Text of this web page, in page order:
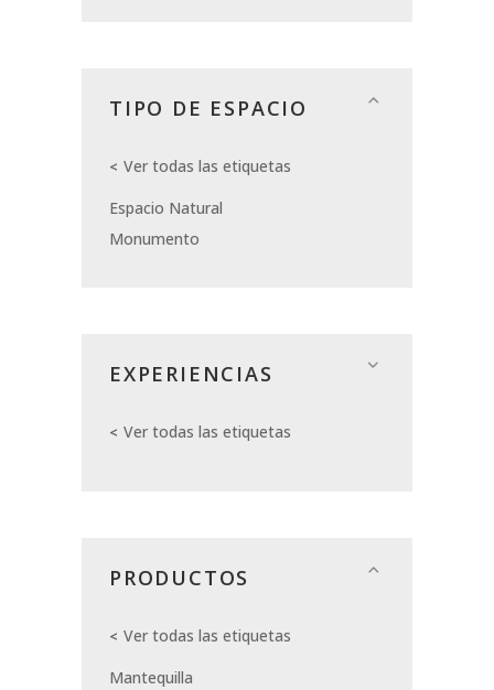
TIPO DE ESPACIO
Ver todas las etiquetas
Espacio Natural
Monumento
EXPERIENCIAS
Ver todas las etiquetas
PRODUCTOS
Ver todas las etiquetas
Mantequilla